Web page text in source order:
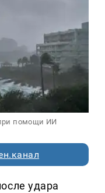
помощи ИИ
удара